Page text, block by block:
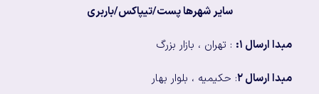
سایر شهرها پست/تیپاکس/باربری
مبدا ارسال ۱: : تهران ، بازار بزرگ
مبدا ارسال ۲ : حکیمیه ، بلوار بهار